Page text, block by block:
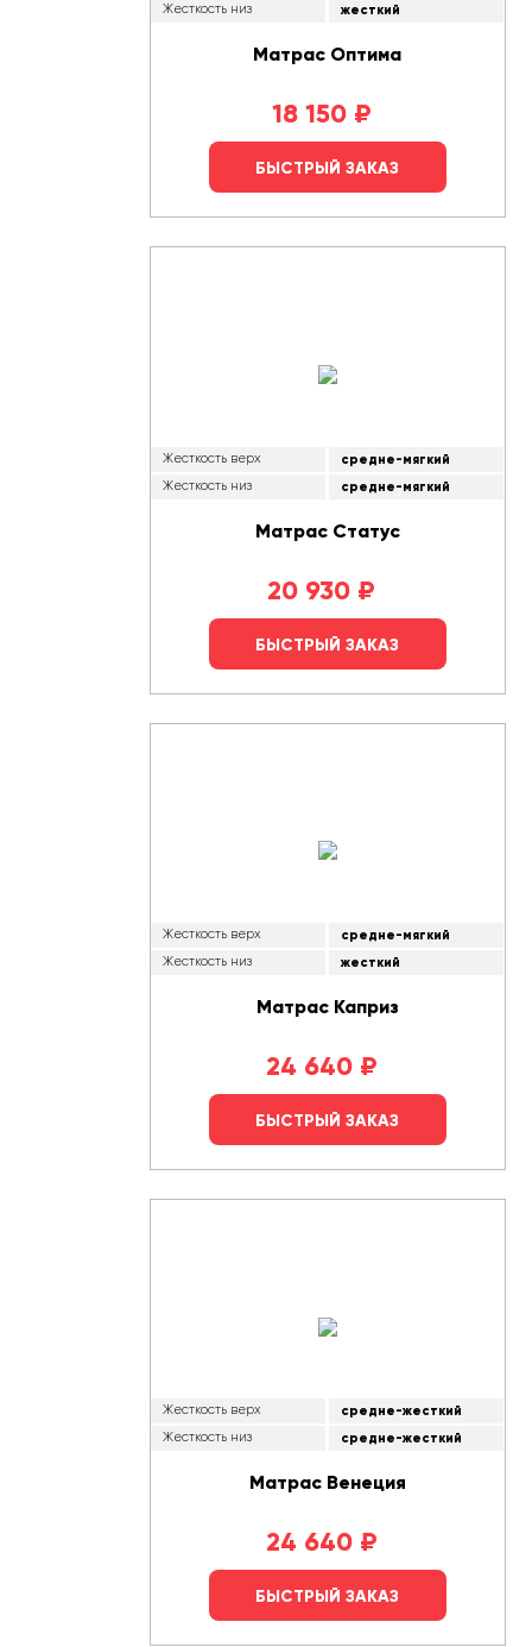
Жесткость низ жесткий
Матрас Оптима
18 150 ₽
БЫСТРЫЙ ЗАКАЗ
Жесткость верх средне-мягкий
Жесткость низ средне-мягкий
Матрас Статус
20 930 ₽
БЫСТРЫЙ ЗАКАЗ
Жесткость верх средне-мягкий
Жесткость низ жесткий
Матрас Каприз
24 640 ₽
БЫСТРЫЙ ЗАКАЗ
Жесткость верх средне-жесткий
Жесткость низ средне-жесткий
Матрас Венеция
24 640 ₽
БЫСТРЫЙ ЗАКАЗ